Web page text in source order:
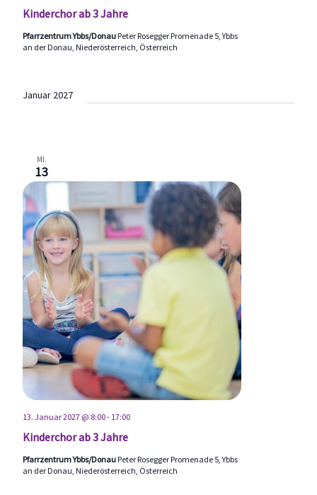
Kinderchor ab 3 Jahre
Pfarrzentrum Ybbs/Donau Peter Rosegger Promenade 5, Ybbs
an der Donau, Niederösterreich, Österreich
Januar 2027
MI.
13
Kinderchor ab 3 Jahre
13. Januar 2027 @ 8:00- 17:00
Pfarrzentrum Ybbs/Donau Peter Rosegger Promenade 5, Ybbs
an der Donau, Niederösterreich, Österreich